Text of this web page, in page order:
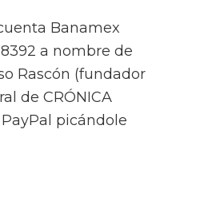
Banamex
8392 a nombre de
Rascón (fundador
de CRÓNICA
picándole